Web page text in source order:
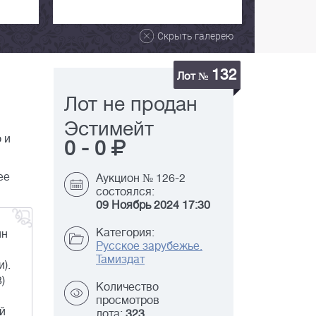
Скрыть галерею
и
Лот № 132
Лот не продан
Эстимейт
0 - 0
Аукцион № 126-2
состоялся:
09 Ноябрь 2024 17:30
Категория:
Русское зарубежье.
Тамиздат
Количество
просмотров